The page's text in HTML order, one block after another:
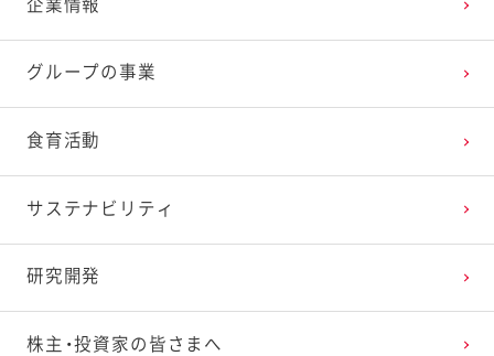
2025年3月
2025年2月
2025年1月
2024年4月
2024年3月
2024年2月
2024年1月
2023年5月
2023年4月
2023年3月
2023年2月
2022年6月
2022年5月
2022年4月
2022年3月
2021年7月
2021年6月
2021年5月
2021年4月
2020年8月
2020年7月
2020年6月
2020年5月
2019年9月
2019年8月
2019年7月
2019年6月
企業情報
グループの事業
食育活動
サステナビリティ
研究開発
株主・投資家の皆さまへ